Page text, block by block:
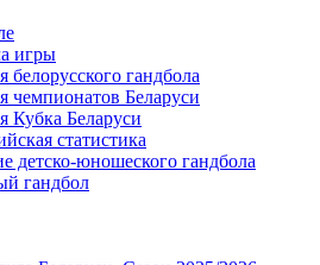
игры
белорусского гандбола
чемпионатов Беларуси
Кубка Беларуси
статистика
детско-юношеского гандбола
гандбол